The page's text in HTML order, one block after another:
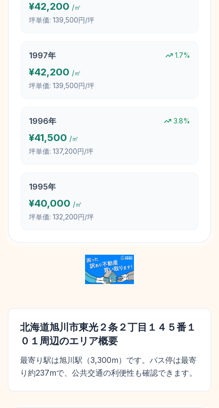
¥42,200 /㎡
坪単価: 139,500円/坪
1997年 1.7%
¥42,200 /㎡
坪単価: 139,500円/坪
1996年 3.8%
¥41,500 /㎡
坪単価: 137,200円/坪
1995年
¥40,000 /㎡
坪単価: 132,200円/坪
北海道旭川市東光２条２丁目１４５番１
０１ 周辺のエリア概要
最寄り駅は旭川駅（3,300m）です。バス停は最寄
り約237mで、公共交通の利便性も確認できます。